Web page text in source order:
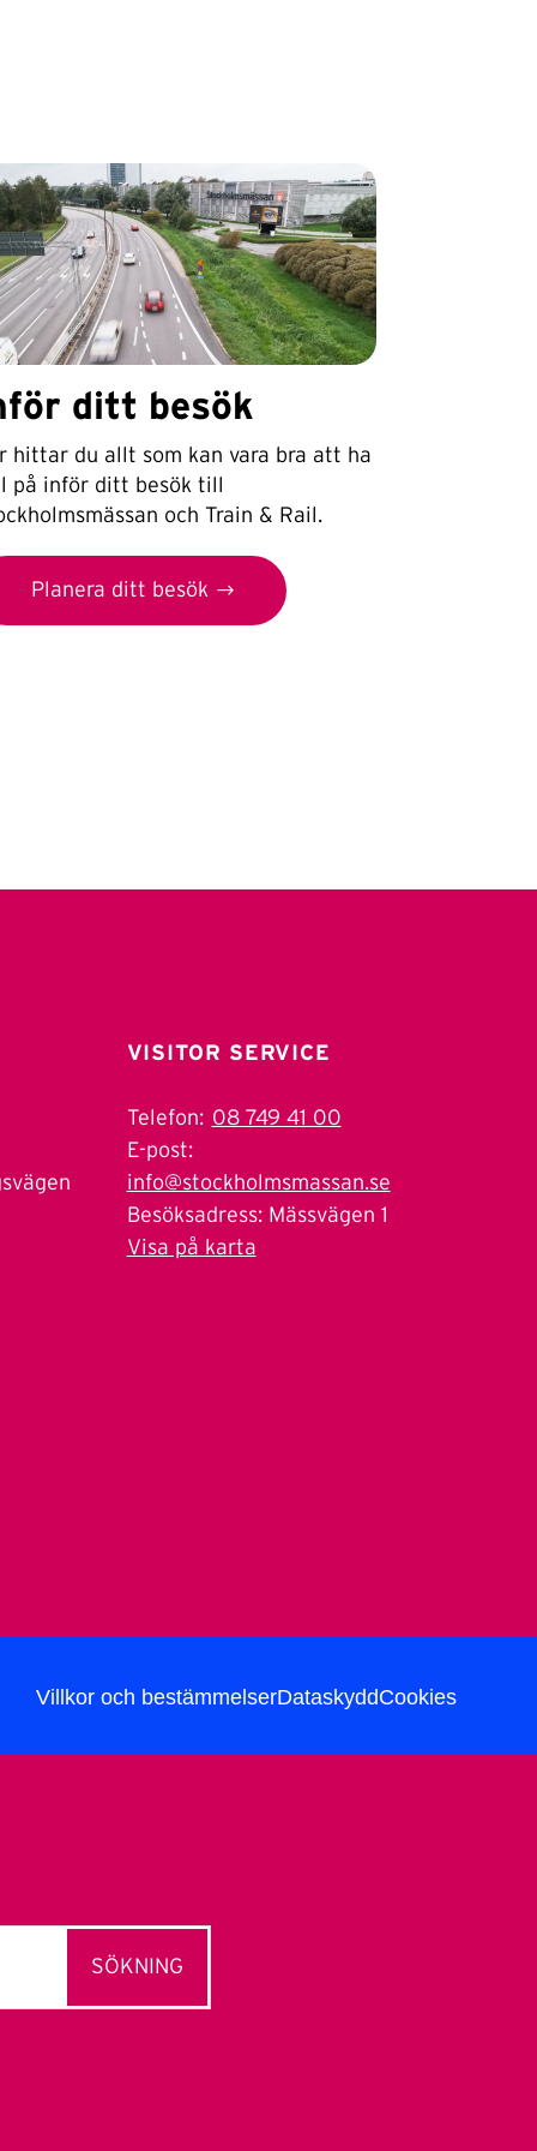
ditt besök
hittar du allt som kan vara bra att ha
på inför ditt besök till
och Train & Rail.
Planera ditt besök
VISITOR SERVICE
Telefon: 08 749 41 00
E-post:
info@stockholmsmassan.se
Besöksadress: Mässvägen 1
Visa på karta
Villkor och bestämmelserDataskyddCookies